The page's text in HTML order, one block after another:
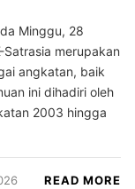
Minggu, 28
merupakan
angkatan, baik
ini dihadiri oleh
2003 hingga
READ MORE